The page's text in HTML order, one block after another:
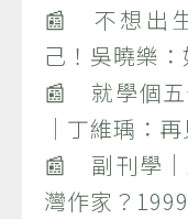
📰 不想出
己！吳曉樂
📰 就學個五
｜丁維瑀：
📰 副刊學｜
灣作家？